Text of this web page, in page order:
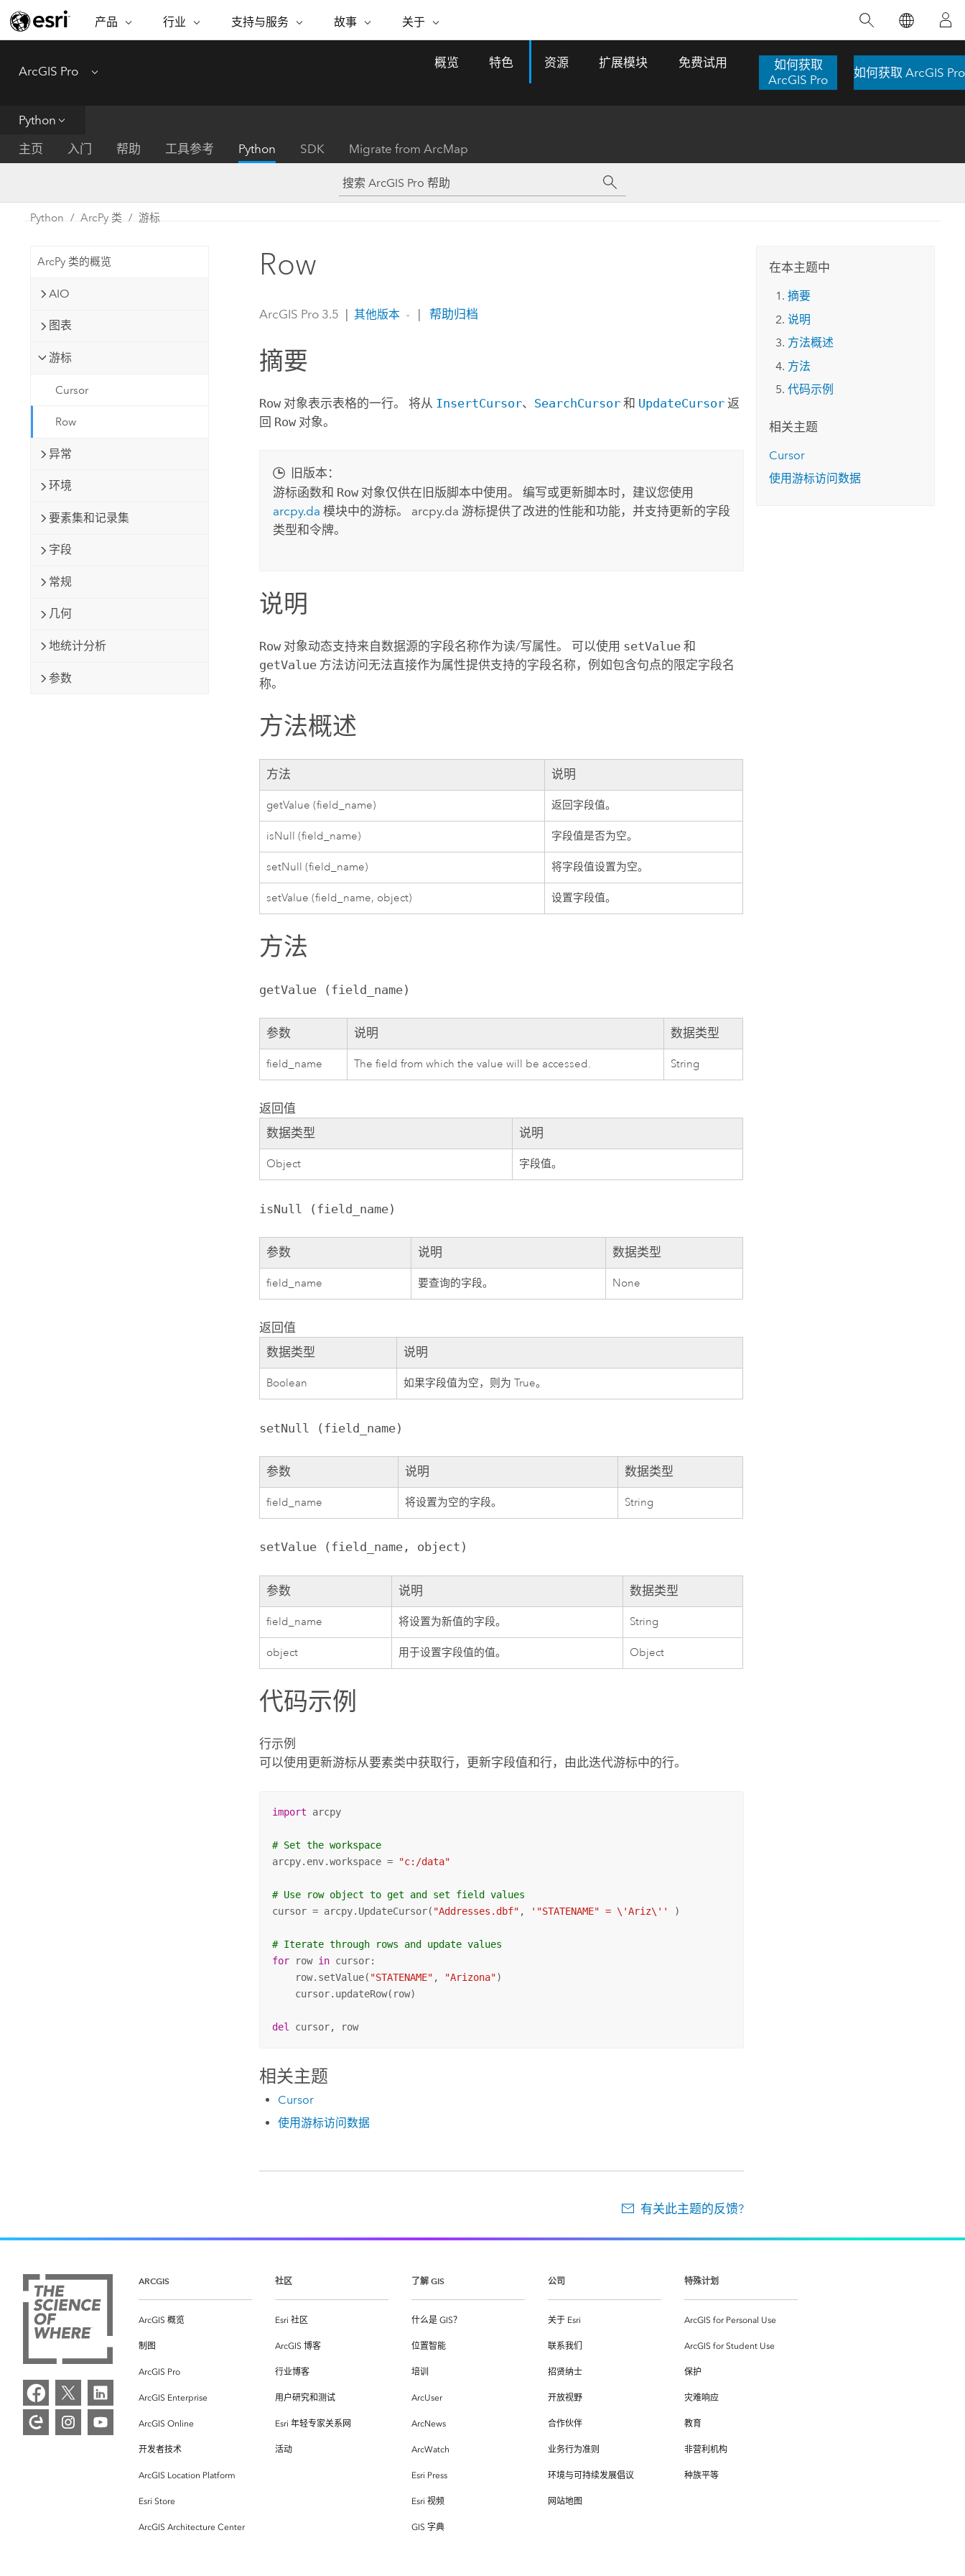
产品
ARCGIS
完整的 SaaS 制图平台
ArcGIS Enterprise
开发者技术
功能
将位置引入分析
集成、编辑和共享空间数据
Esri 产品、合作伙伴产品和开发
互式地图，探索产品功能，或者直接开始免
行业
行业
保护
州和地方政府
交通运输
专题倡议
基础设施管理
支持与服务
支持与服务 自助服务
文档
My Esri
故事
ESRI 故事
现实世界的全球 GIS 创新
客
行业新闻和 ArcGIS 更新
动提供了有力支持。
关于
关于 ESRI
合作伙伴
招贤纳士
数字孪生体
推荐书籍
ArcGIS Pro Menu
概览 特色 资源 扩展模块 免费试用
如何获取
ArcGIS Pro
如何获取 ArcGIS Pro
Python
主页
入门 帮助 工具参考 Python SDK Migrate from ArcMap
Python ArcPy 类 游标
ArcPy 类的概览
AIO
图表
游标
Cursor
Row
异常
环境
要素集和记录集
字段
常规
几何
地统计分析
参数
Row
ArcGIS Pro 3.5 其他版本 帮助归档
摘要
Row 对象表示表格的一行。 将从 InsertCursor、 SearchCursor 和 UpdateCursor 返
回 Row 对象。
旧版本：
游标函数和 Row对象仅供在旧版脚本中使用。 编写或更新脚本时，建议您使用
arcpy.da 模块中的游标。 arcpy.da 游标提供了改进的性能和功能，并支持更新的字段
类型和令牌。
说明
Row 对象动态支持来自数据源的字段名称作为读/写属性。 可以使用 setValue 和
getValue 方法访问无法直接作为属性提供支持的字段名称，例如包含句点的限定字段名
称。
方法概述
方法 说明
getValue (field_name) 返回字段值。
isNull (field_name) 字段值是否为空。
setNull (field_name) 将字段值设置为空。
setValue (field_name, object) 设置字段值。
方法
getValue (field_name)
参数 说明 数据类型
field_name The field from which the value will be accessed. String
返回值
数据类型 说明
Object 字段值。
isNull (field_name)
参数 说明 数据类型
field_name 要查询的字段。 None
返回值
数据类型 说明
Boolean 如果字段值为空，则为 True。
setNull (field_name)
参数 说明 数据类型
field_name 将设置为空的字段。 String
setValue (field_name, object)
参数 说明 数据类型
field_name 将设置为新值的字段。 String
object 用于设置字段值的值。 Object
代码示例
行示例
可以使用更新游标从要素类中获取行，更新字段值和行，由此迭代游标中的行。
import arcpy
# Set the workspace
arcpy.env.workspace =
"c:/data"
# Use row object to get and set field values
cursor = arcpy.UpdateCursor( "Addresses.dbf" , '"STATENAME" = \'Ariz\'' )
# Iterate through rows and update values
for row in cursor:
    row.setValue(
"STATENAME" , "Arizona")
    cursor.updateRow(row)
del cursor, row
相关主题
Cursor
使用游标访问数据
有关此主题的反馈?
在本主题中
摘要
说明
方法概述
方法
代码示例
相关主题
Cursor
使用游标访问数据
ARCGIS
ArcGIS 概览
制图
ArcGIS Pro
ArcGIS Enterprise
ArcGIS Online
开发者技术
ArcGIS Location Platform
Esri Store
ArcGIS Architecture Center
社区
Esri 社区
ArcGIS 博客
行业博客
用户研究和测试
Esri 年轻专家关系网
活动
了解 GIS
什么是 GIS？
位置智能
培训
ArcUser
ArcNews
ArcWatch
Esri Press
Esri 视频
GIS 字典
公司
关于 Esri
联系我们
招贤纳士
开放视野
合作伙伴
业务行为准则
环境与可持续发展倡议
网站地图
特殊计划
ArcGIS for Personal Use
ArcGIS for Student Use
保护
灾难响应
教育
非营利机构
种族平等